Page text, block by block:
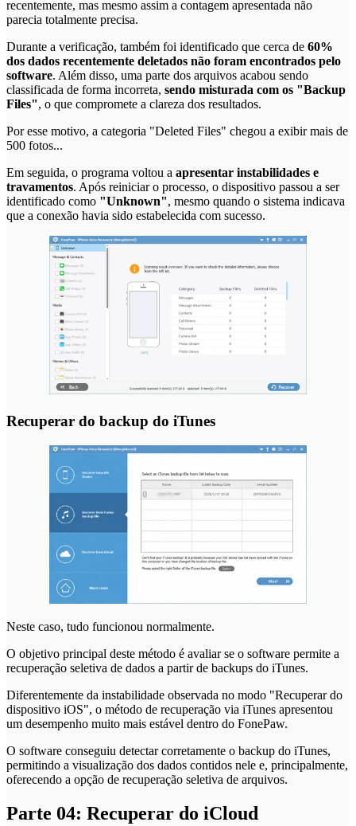
recentemente, mas mesmo assim a contagem apresentada não
parecia totalmente precisa.
Durante a verificação, também foi identificado que cerca de 60%
dos dados recentemente deletados não foram encontrados pelo
software. Além disso, uma parte dos arquivos acabou sendo
classificada de forma incorreta, sendo misturada com os "Backup
Files", o que compromete a clareza dos resultados.
Por esse motivo, a categoria "Deleted Files" chegou a exibir mais de
500 fotos...
Em seguida, o programa voltou a apresentar instabilidades e
travamentos. Após reiniciar o processo, o dispositivo passou a ser
identificado como "Unknown", mesmo quando o sistema indicava
que a conexão havia sido estabelecida com sucesso.
Recuperar do backup do iTunes
Neste caso, tudo funcionou normalmente.
O objetivo principal deste método é avaliar se o software permite a
recuperação seletiva de dados a partir de backups do iTunes.
Diferentemente da instabilidade observada no modo "Recuperar do
dispositivo iOS", o método de recuperação via iTunes apresentou
um desempenho muito mais estável dentro do FonePaw.
O software conseguiu detectar corretamente o backup do iTunes,
permitindo a visualização dos dados contidos nele e, principalmente,
oferecendo a opção de recuperação seletiva de arquivos.
Parte 04: Recuperar do iCloud